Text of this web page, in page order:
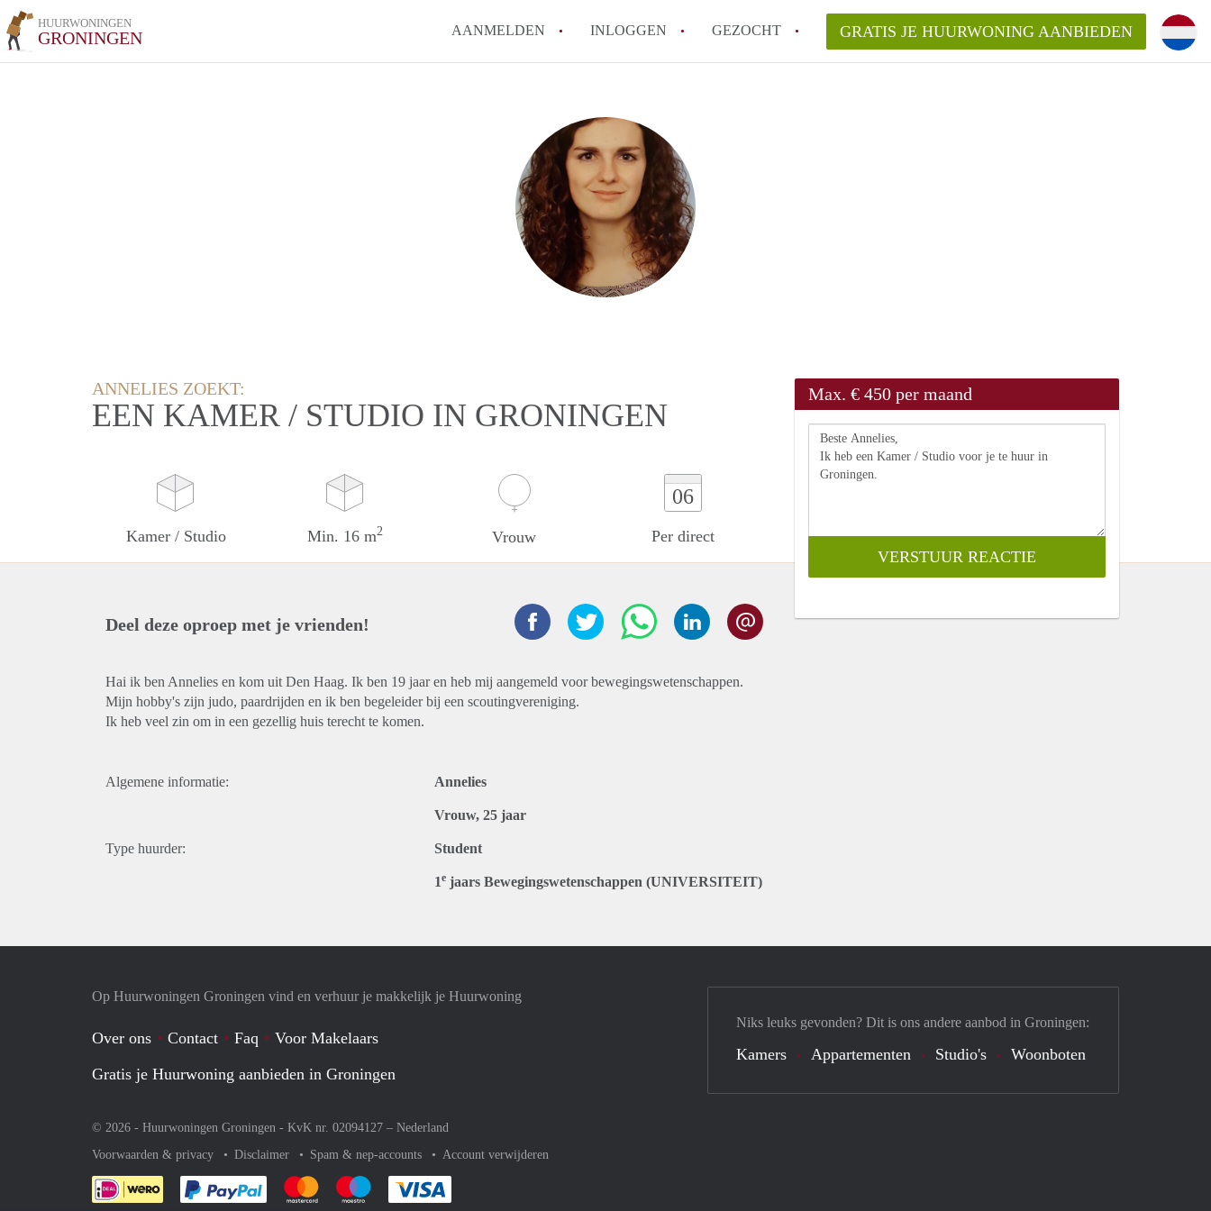
HUURWONINGEN
GRONINGEN AANMELDEN INLOGGEN GEZOCHT GRATIS JE HUURWONING AANBIEDEN
ANNELIES ZOEKT:
EEN KAMER / STUDIO IN GRONINGEN
Kamer / Studio Min. 16 m2 Vrouw
06
Per direct
Max. € 450 per maand
Deel deze oproep met je vrienden!
Hai ik ben Annelies en kom uit Den Haag. Ik ben 19 jaar en heb mij aangemeld voor bewegingswetenschappen.
Mijn hobby's zijn judo, paardrijden en ik ben begeleider bij een scoutingvereniging.
Ik heb veel zin om in een gezellig huis terecht te komen.
Algemene informatie: Annelies
Vrouw, 25 jaar
Type huurder: Student
1e jaars Bewegingswetenschappen (UNIVERSITEIT)
Op Huurwoningen Groningen vind en verhuur je makkelijk je Huurwoning
Over ons Contact Faq
Voor Makelaars
Gratis je Huurwoning aanbieden in Groningen
© 2026 - Huurwoningen Groningen - KvK nr. 02094127 – Nederland
Voorwaarden & privacy
Disclaimer Spam & nep-accounts Account verwijderen
Je rekent gemakkelijk af met Paypal
Je rekent gemakkelijk af met Mastercard
Je rekent gemakkelijk af met Meastro
Niks leuks gevonden? Dit is ons andere aanbod in Groningen:
Kamers Appartementen Studio's Woonboten